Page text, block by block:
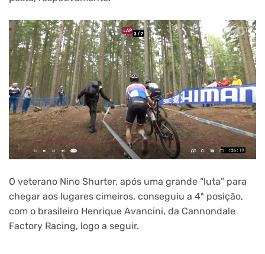
O veterano Nino Shurter, após uma grande “luta” para
chegar aos lugares cimeiros, conseguiu a 4ª posição,
com o brasileiro Henrique Avancini, da Cannondale
Factory Racing, logo a seguir.